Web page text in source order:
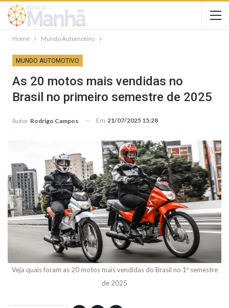
Home Mundo Automotivo
MUNDO AUTOMOTIVO
As 20 motos mais vendidas no
Brasil no primeiro semestre de 2025
Autor Rodrigo Campos Em 21/07/2025 15:28
Veja quais foram as 20 motos mais vendidas do Brasil no 1º semestre
de 2025